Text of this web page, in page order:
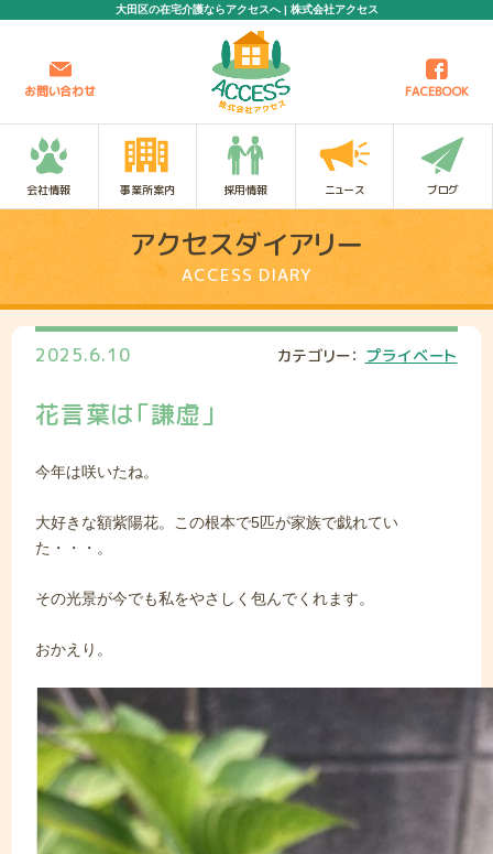
大田区の在宅介護ならアクセスへ | 株式会社アクセス
お問い合わせ FACEBOOK
会社情報 事業所案内 採用情報 ニュース ブログ
アクセスダイアリー
ACCESS DIARY
2025.6.10 カテゴリー： プライベート
花言葉は「謙虚」
今年は咲いたね。
大好きな額紫陽花。この根本で5匹が家族で戯れてい
た・・・。
その光景が今でも私をやさしく包んでくれます。
おかえり。